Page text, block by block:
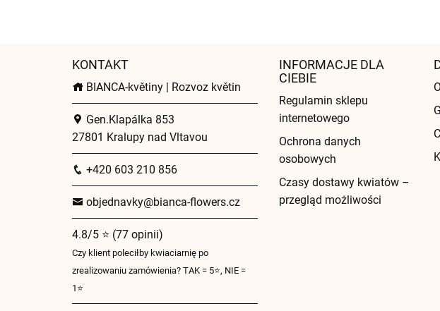
KONTAKT
BIANCA-květiny | Rozvoz květin
Gen.Klapálka 853
27801 Kralupy nad Vltavou
+420 603 210 856
objednavky@bianca-flowers.cz
4.8/5 ⭐ (77 opinii)
Czy klient poleciłby kwiaciarnię po
zrealizowaniu zamówienia? TAK = 5⭐, NIE =
1⭐
INFORMACJE DLA
CIEBIE
Regulamin sklepu
internetowego
Ochrona danych
osobowych
Czasy dostawy kwiatów –
przegląd możliwości